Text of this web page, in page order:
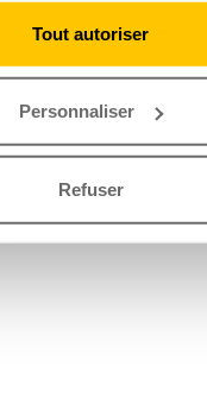
Tout autoriser
Personnaliser
Refuser